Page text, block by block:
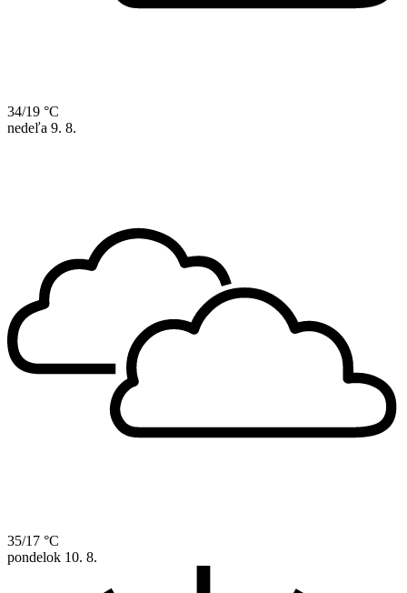
34/19 °C
nedeľa 9. 8.
35/17 °C
pondelok 10. 8.